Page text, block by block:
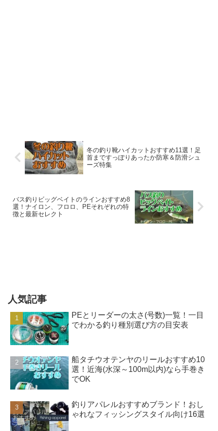
冬の釣り靴ハイカットおすすめ11選！足
首まですっぽりあったか防寒＆防滑シュ
ーズ特集
バス釣りビッグベイトのラインおすすめ8
選！ナイロン、フロロ、PEそれぞれの特
徴と最新セレクト
人気記事
PEとリーダーの太さ(号数)一覧！一目
でわかる釣り種別選び方の目安表
船タチウオテンヤのリールおすすめ10
選！近海(水深～100m以内)なら手巻き
でOK
釣りアパレルおすすめブランド！おし
ゃれなフィッシングスタイル向け16選